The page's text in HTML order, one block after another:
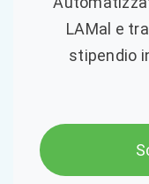
LAMal e
stipendio